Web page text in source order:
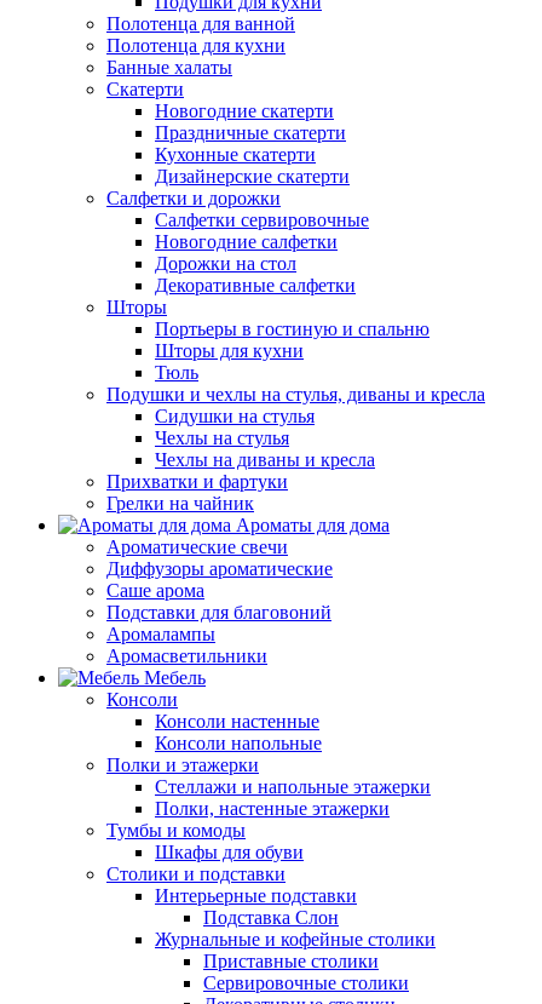
Полотенца для ванной
Полотенца для кухни
Банные халаты
Скатерти
Новогодние скатерти
Праздничные скатерти
Кухонные скатерти
Дизайнерские скатерти
Салфетки и дорожки
Салфетки сервировочные
Новогодние салфетки
Дорожки на стол
Декоративные салфетки
Шторы
Портьеры в гостиную и спальню
Шторы для кухни
Тюль
Подушки и чехлы на стулья, диваны и кресла
Сидушки на стулья
Чехлы на стулья
Чехлы на диваны и кресла
Прихватки и фартуки
Грелки на чайник
Ароматы для дома
Ароматические свечи
Диффузоры ароматические
Саше арома
Подставки для благовоний
Аромалампы
Аромасветильники
Мебель
Консоли
Консоли настенные
Консоли напольные
Полки и этажерки
Стеллажи и напольные этажерки
Полки, настенные этажерки
Тумбы и комоды
Шкафы для обуви
Столики и подставки
Интерьерные подставки
Подставка Слон
Журнальные и кофейные столики
Приставные столики
Сервировочные столики